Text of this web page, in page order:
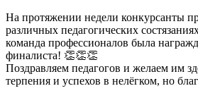
На протяжении недели конкурсанты
различных педагогических
команда профессионалов была
финалиста! 👏👏👏
Поздравляем педагогов и желаем им
терпения и успехов в нелёгком, но